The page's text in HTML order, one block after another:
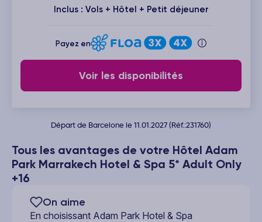
Tous les avantages de votre Hôtel Adam
Park Marrakech Hotel & Spa 5* Adult Only
+16
On aime
En choisissant Adam Park Hotel & Spa
Inclus : Vols + Hôtel + Petit déjeuner
Payez en
Voir les disponibilités
Départ de Barcelone le 11.01.2027 (Réf.:231760)